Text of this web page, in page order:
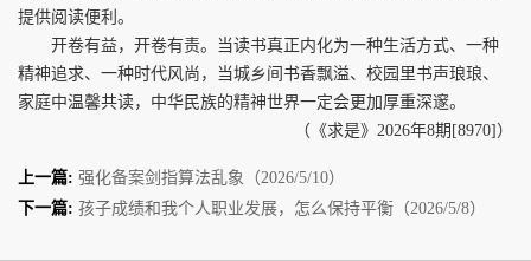
提供阅读便利。
开卷有益，开卷有责。当读书真正内化为一种生活方式、一种
精神追求、一种时代风尚，当城乡间书香飘溢、校园里书声琅琅、
家庭中温馨共读，中华民族的精神世界一定会更加厚重深邃。
（《求是》2026年8期[8970]）
上一篇: 强化备案剑指算法乱象（2026/5/10）
下一篇: 孩子成绩和我个人职业发展，怎么保持平衡（2026/5/8）